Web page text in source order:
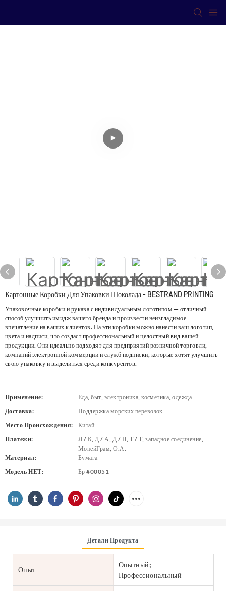
Картонные Коробки Для Упаковки Шоколада - BESTRAND PRINTING
Упаковочные коробки и рукава с индивидуальным логотипом — отличный
способ улучшить имидж вашего бренда и произвести неизгладимое
впечатление на ваших клиентов. На эти коробки можно нанести ваш логотип,
цвета и надписи, что создаст профессиональный и целостный вид вашей
продукции. Они идеально подходят для предприятий розничной торговли,
компаний электронной коммерции и служб подписки, которые хотят улучшить
свою упаковку и выделиться среди конкурентов.
Применение:
Еда, быт, электроника, косметика, одежда
Доставка:
Поддержка морских перевозок
Место Происхождения:
Китай
Платежи:
Л / К, Д / А, Д / П, Т / Т, западное соединение,
МонейГрам, О.А.
Материал:
Бумага
Модель НЕТ:
Бр #00051
Детали Продукта
Опыт
Опытный;
Профессиональный